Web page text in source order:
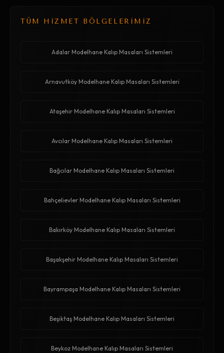
TÜM HİZMET BÖLGELERİMİZ
Adalar Modelhane Kalıp Masaları Sistemleri
Arnavutköy Modelhane Kalıp Masaları Sistemleri
Ataşehir Modelhane Kalıp Masaları Sistemleri
Avcılar Modelhane Kalıp Masaları Sistemleri
Bağcılar Modelhane Kalıp Masaları Sistemleri
Bahçelievler Modelhane Kalıp Masaları Sistemleri
Bakırköy Modelhane Kalıp Masaları Sistemleri
Başakşehir Modelhane Kalıp Masaları Sistemleri
Bayrampaşa Modelhane Kalıp Masaları Sistemleri
Beşiktaş Modelhane Kalıp Masaları Sistemleri
Beykoz Modelhane Kalıp Masaları Sistemleri